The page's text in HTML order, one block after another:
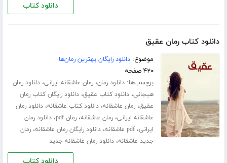
دانلود کتاب
دانلود کتاب رمان عقیق
موضوع:دانلود رایگان بهترین رمان‌ها
۴۲۰ صفحه
برچسب‌ها:دانلود رمان،رمان عاشقانه ایرانی،دانلود رمان
هیجانی،دانلود کتاب عقیق،دانلود رایگان کتاب رمان
عقیق،رمان عاشقانه،دانلود کتاب عاشقانه،دانلود رمان
عاشقانه ایرانی،رمان عاشقانه،رمان pdf ،دانلود رمان
ایرانی،pdf عاشقانه ،دانلود رایگان رمان عاشقانه،رمان
جدید عاشقانه،دانلود رمان عاشقانه جدید